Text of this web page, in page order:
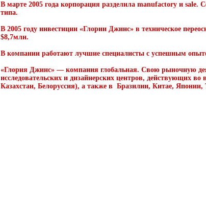
В марте 2005 года корпорация разделила manufactory и sale.
типа.
В 2005 году инвестиции «Глории Джинс» в техническое
$8,7млн.
В компании работают лучшие специалисты с успешным
«Глория Джинс» — компания глобальная. Свою рыночную
исследовательских и дизайнерских центров, действующих
Казахстан, Белоруссия), а также в Бразилии, Китае,